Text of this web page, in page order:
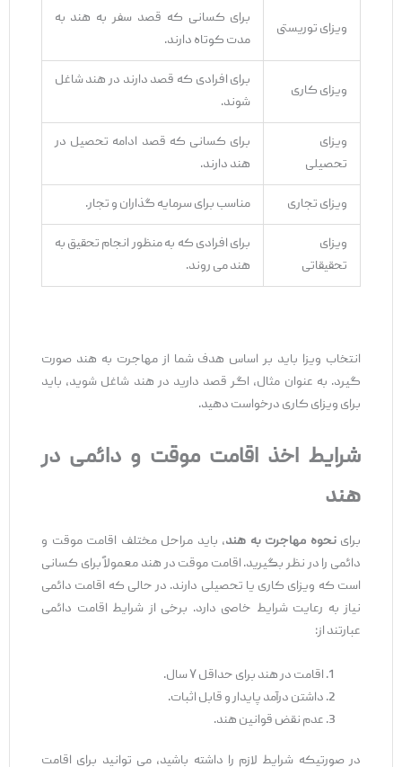
ویزای توریستی
برای کسانی که قصد سفر به هند به
مدت کوتاه دارند.
ویزای کاری
برای افرادی که قصد دارند در هند شاغل
شوند.
ویزای
تحصیلی
برای کسانی که قصد ادامه تحصیل در
هند دارند.
ویزای تجاری مناسب برای سرمایه ‌گذاران و تجار.
ویزای
تحقیقاتی
برای افرادی که به منظور انجام تحقیق به
هند می‌ روند.
انتخاب ویزا باید بر اساس هدف شما از مهاجرت به هند صورت
گیرد. به عنوان مثال، اگر قصد دارید در هند شاغل شوید، باید
برای ویزای کاری درخواست دهید.
شرایط اخذ اقامت موقت و دائمی در
هند
براینحوه مهاجرت به هند، باید مراحل مختلف اقامت موقت و
دائمی را در نظر بگیرید. اقامت موقت در هند معمولاً برای کسانی
است که ویزای کاری یا تحصیلی دارند. در حالی که اقامت دائمی
نیاز به رعایت شرایط خاصی دارد. برخی از شرایط اقامت دائمی
عبارتند از:
اقامت در هند برای حداقل ۷ سال.
داشتن درآمد پایدار و قابل اثبات.
عدم نقض قوانین هند.
در صورتیکه شرایط لازم را داشته باشید، می ‌توانید برای اقامت